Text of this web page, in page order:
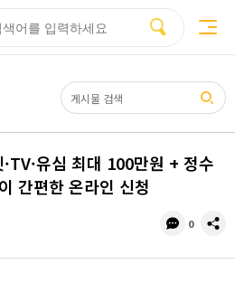
유심 최대 100만원 + 정수
간편한 온라인 신청
댓
수
0
공